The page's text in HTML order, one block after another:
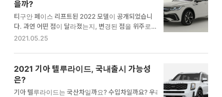
하이브리드 대형SUV 제로백 : 6.2초 최고속도 : 245k
m/h 복합연비 : 6.6~7.8 ㎞/ℓ 외관 인기색상 디자인의
포르쉐답게 색상은 정말 다양합니다. 기본 제공되는 화
이트 블랙 색상 외에도 메탈릭 컬러 6종, 스페셜 컬러 3
을까?
티구안 페이스 리프트된 2022 모델이 공개되었습니
다. 과연 어떤 점이 달라졌는지, 변경된 점을 위주로 20
22 티구안 페이스 리프트 모델에 대해 알려드리겠습니
작은 변화가 있습니다. 페이스리프트의 특징상 외관과
내부에 대해서 변경이 이루어졌는데, 크게 달라진 점은
3가지입니다. 1. 티구안 외관 페이스리프트 모델은 가
장 먼저 외관에서 차이점이 느껴집니다. 폭스바겐 202
2 티구안도 예외는 아닌데요. 전면의 그릴과 헤드램프
2021.05.25
2021 기아 텔루라이드, 국내출시 가능성
은?
기아 텔루라이드는 국산차일까요? 수입차일까요? 우리